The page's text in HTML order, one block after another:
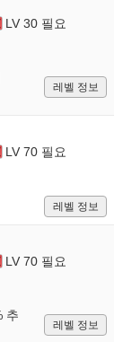
LV 30 필요
레벨 정보
LV 70 필요
레벨 정보
LV 70 필요
추
레벨 정보